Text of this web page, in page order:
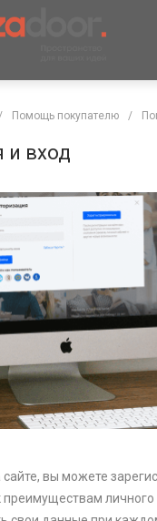
/ Помощь покупателю /
и вход
вы можете
преимуществам